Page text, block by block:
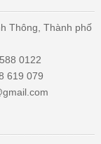
Thông, Thành phố
0122
619 079